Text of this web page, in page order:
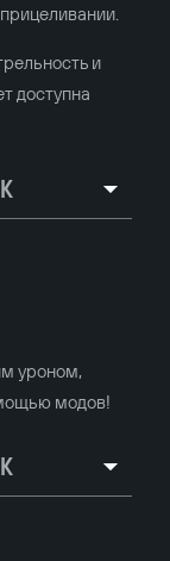
и
доступна
уроном,
модов!